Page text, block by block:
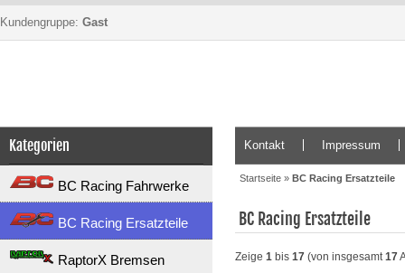
Kundengruppe: Gast
Kategorien
BC Racing Fahrwerke
BC Racing Ersatzteile
RaptorX Bremsen
Kontakt Impressum
Startseite » BC Racing Ersatzteile
BC Racing Ersatzteile
Zeige 1 bis 17 (von insgesamt17